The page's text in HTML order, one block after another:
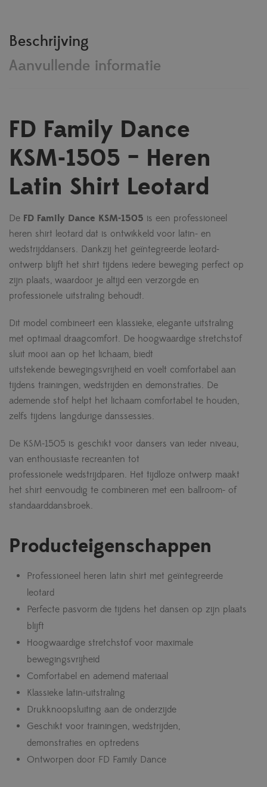
Beschrijving
Aanvullende informatie
FD Family Dance
KSM-1505 – Heren
Latin Shirt Leotard
De FD Family Dance KSM-1505 is een professioneel
heren shirt leotard dat is ontwikkeld voor latin- en
wedstrijddansers. Dankzij het geïntegreerde leotard-
ontwerp blijft het shirt tijdens iedere beweging perfect op
zijn plaats, waardoor je altijd een verzorgde en
professionele uitstraling behoudt.
Dit model combineert een klassieke, elegante uitstraling
met optimaal draagcomfort. De hoogwaardige stretchstof
sluit mooi aan op het lichaam, biedt
uitstekende bewegingsvrijheid en voelt comfortabel aan
tijdens trainingen, wedstrijden en demonstraties. De
ademende stof helpt het lichaam comfortabel te houden,
zelfs tijdens langdurige danssessies.
De KSM-1505 is geschikt voor dansers van ieder niveau,
van enthousiaste recreanten tot
professionele wedstrijdparen. Het tijdloze ontwerp maakt
het shirt eenvoudig te combineren met een ballroom- of
standaarddansbroek.
Producteigenschappen
Professioneel heren latin shirt met geïntegreerde
leotard
Perfecte pasvorm die tijdens het dansen op zijn plaats
blijft
Hoogwaardige stretchstof voor maximale
bewegingsvrijheid
Comfortabel en ademend materiaal
Klassieke latin-uitstraling
Drukknoopsluiting aan de onderzijde
Geschikt voor trainingen, wedstrijden,
demonstraties en optredens
Ontworpen door FD Family Dance